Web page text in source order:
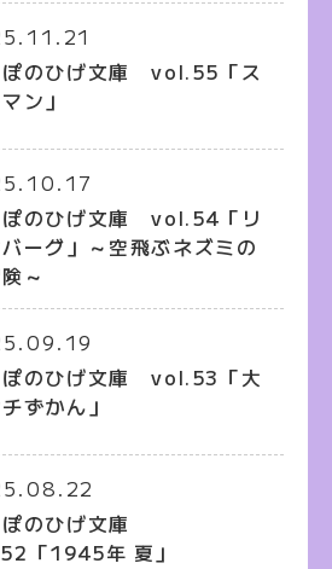
ぽのひげ文庫 vol.55「ス
ン」
ぽのひげ文庫 vol.54「リ
ーグ」～空飛ぶネズミの
～
ぽのひげ文庫 vol.53「大
ずかん」
のひげ文庫
「1945年 夏」